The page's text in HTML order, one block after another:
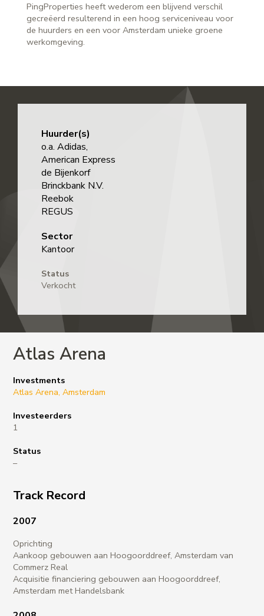
PingProperties heeft wederom een blijvend verschil
gecreëerd resulterend in een hoog serviceniveau voor
de huurders en een voor Amsterdam unieke groene
werkomgeving.
Huurder(s)
o.a. Adidas,
American Express
de Bijenkorf
Brinckbank N.V.
Reebok
REGUS
Sector
Kantoor
Status
Verkocht
Atlas Arena
Investments
Atlas Arena, Amsterdam
Investeerders
1
Status
–
Track Record
2007
Oprichting
Aankoop gebouwen aan Hoogoorddreef, Amsterdam van
Commerz Real
Acquisitie financiering gebouwen aan Hoogoorddreef,
Amsterdam met Handelsbank